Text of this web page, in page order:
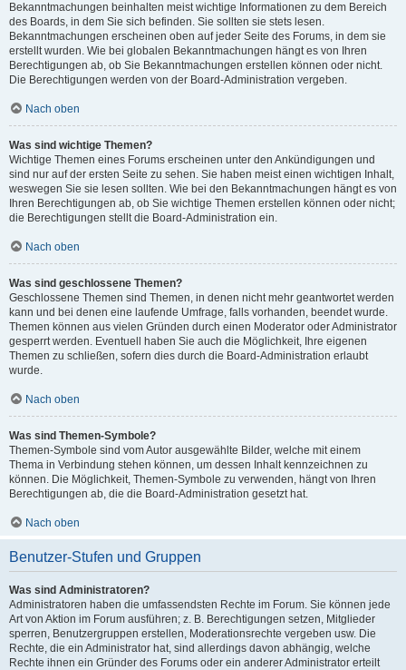
Bekanntmachungen beinhalten meist wichtige Informationen zu dem Bereich
des Boards, in dem Sie sich befinden. Sie sollten sie stets lesen.
Bekanntmachungen erscheinen oben auf jeder Seite des Forums, in dem sie
erstellt wurden. Wie bei globalen Bekanntmachungen hängt es von Ihren
Berechtigungen ab, ob Sie Bekanntmachungen erstellen können oder nicht.
Die Berechtigungen werden von der Board-Administration vergeben.
Nach oben
Was sind wichtige Themen?
Wichtige Themen eines Forums erscheinen unter den Ankündigungen und
sind nur auf der ersten Seite zu sehen. Sie haben meist einen wichtigen Inhalt,
weswegen Sie sie lesen sollten. Wie bei den Bekanntmachungen hängt es von
Ihren Berechtigungen ab, ob Sie wichtige Themen erstellen können oder nicht;
die Berechtigungen stellt die Board-Administration ein.
Nach oben
Was sind geschlossene Themen?
Geschlossene Themen sind Themen, in denen nicht mehr geantwortet werden
kann und bei denen eine laufende Umfrage, falls vorhanden, beendet wurde.
Themen können aus vielen Gründen durch einen Moderator oder Administrator
gesperrt werden. Eventuell haben Sie auch die Möglichkeit, Ihre eigenen
Themen zu schließen, sofern dies durch die Board-Administration erlaubt
wurde.
Nach oben
Was sind Themen-Symbole?
Themen-Symbole sind vom Autor ausgewählte Bilder, welche mit einem
Thema in Verbindung stehen können, um dessen Inhalt kennzeichnen zu
können. Die Möglichkeit, Themen-Symbole zu verwenden, hängt von Ihren
Berechtigungen ab, die die Board-Administration gesetzt hat.
Nach oben
Benutzer-Stufen und Gruppen
Was sind Administratoren?
Administratoren haben die umfassendsten Rechte im Forum. Sie können jede
Art von Aktion im Forum ausführen; z. B. Berechtigungen setzen, Mitglieder
sperren, Benutzergruppen erstellen, Moderationsrechte vergeben usw. Die
Rechte, die ein Administrator hat, sind allerdings davon abhängig, welche
Rechte ihnen ein Gründer des Forums oder ein anderer Administrator erteilt